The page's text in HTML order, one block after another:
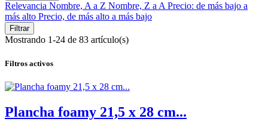
Relevancia Nombre, A a Z Nombre, Z a APrecio: de más bajo a
más alto Precio, de más alto a más bajo
Filtrar
Mostrando 1-24 de 83 artículo(s)
Filtros activos
Plancha foamy 21,5 x 28 cm...